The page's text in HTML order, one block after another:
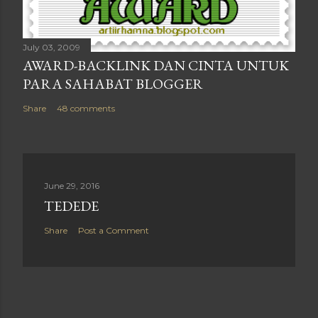
July 03, 2009
AWARD-BACKLINK DAN CINTA UNTUK
PARA SAHABAT BLOGGER
Share 48 comments
June 29, 2016
TEDEDE
Share Post a Comment